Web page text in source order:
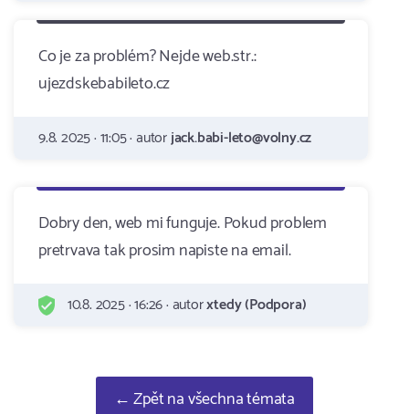
Co je za problém? Nejde web.str.:
ujezdskebabileto.cz
9.8. 2025 · 11:05 · autorjack.babi-leto@volny.cz
Dobry den, web mi funguje. Pokud problem
pretrvava tak prosim napiste na email.
10.8. 2025 · 16:26 · autorxtedy (Podpora)
← Zpět na všechna témata